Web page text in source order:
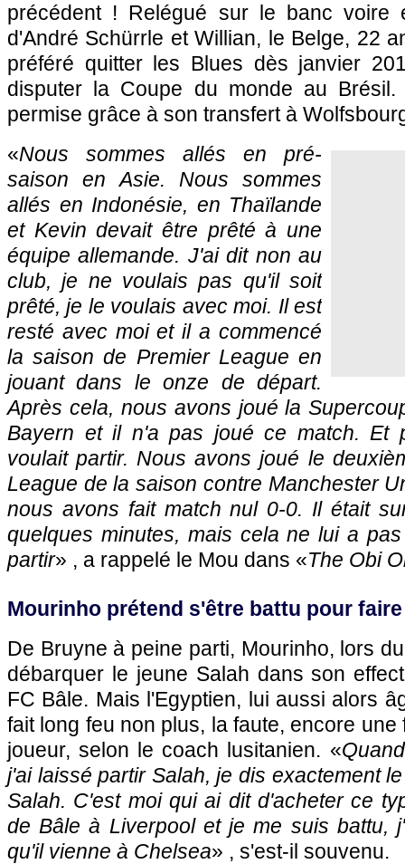
précédent ! Relégué sur le banc voire
d'André Schürrle et Willian, le Belge, 22
préféré quitter les Blues dès janvier
disputer la Coupe du monde au
permise grâce à son transfert à
«Nous sommes allés en pré-
saison en Asie. Nous sommes
allés en Indonésie, en Thaïlande
et Kevin devait être prêté à une
équipe allemande. J'ai dit non au
club, je ne voulais pas qu'il soit
prêté, je le voulais avec moi. Il est
resté avec moi et il a commencé
la saison de Premier League en
jouant dans le onze de départ.
Après cela, nous avons joué la
Bayern et il n'a pas joué ce match. Et
voulait partir. Nous avons joué le
League de la saison contre Manchester
nous avons fait match nul 0-0. Il était
quelques minutes, mais cela ne lui a
partir» , a rappelé le Mou dans «The Obi
Mourinho prétend s'être battu pour
De Bruyne à peine parti, Mourinho, lors
débarquer le jeune Salah dans son
FC Bâle. Mais l'Egyptien, lui aussi alors
fait long feu non plus, la faute, encore
joueur, selon le coach lusitanien. «
j'ai laissé partir Salah, je dis exactement
Salah. C'est moi qui ai dit d'acheter ce
de Bâle à Liverpool et je me suis battu,
qu'il vienne à Chelsea» , s'est-il souvenu.